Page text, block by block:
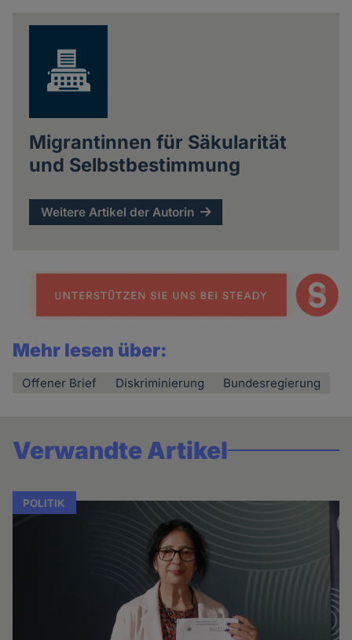
Migrantinnen für Säkularität
und Selbstbestimmung
Weitere Artikel der Autorin
Mehr lesen über:
Offener Brief Diskriminierung Bundesregierung
Verwandte Artikel
POLITIK